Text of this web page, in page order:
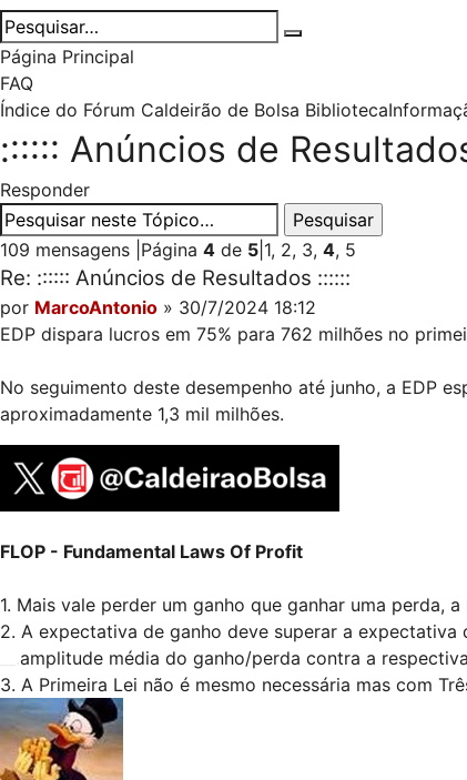
Página Principal
FAQ
Índice do Fórum Caldeirão de Bolsa Biblioteca
:::::: Anúncios de
Responder
109 mensagens Página 4 de 5 1, 2, 3, 4, 5
Re: :::::: Anúncios de Resultados ::::::
por MarcoAntonio » 30/7/2024 18:12
EDP dispara lucros em 75% para 762 milhões no
No seguimento deste desempenho até junho, a EDP
aproximadamente 1,3 mil milhões.
FLOP - Fundamental Laws Of Profit
1. Mais vale perder um ganho que ganhar uma perda,
2. A expectativa de ganho deve superar a
amplitude média do ganho/perda contra a
3. A Primeira Lei não é mesmo necessária mas com